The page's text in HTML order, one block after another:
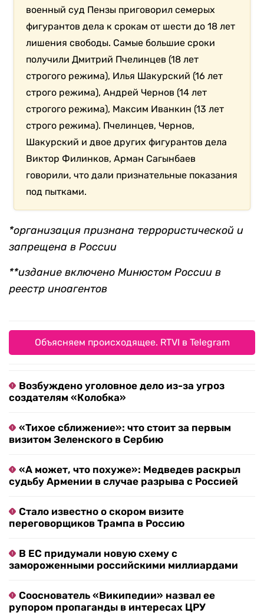
военный суд Пензы приговорил семерых
фигурантов дела к срокам от шести до 18 лет
лишения свободы. Самые большие сроки
получили Дмитрий Пчелинцев (18 лет
строгого режима), Илья Шакурский (16 лет
строго режима), Андрей Чернов (14 лет
строгого режима), Максим Иванкин (13 лет
строго режима). Пчелинцев, Чернов,
Шакурский и двое других фигурантов дела
Виктор Филинков, Арман Сагынбаев
говорили, что дали признательные показания
под пытками.
*организация признана террористической и
запрещена в России
**издание включено Минюстом России в
реестр иноагентов
Объясняем происходящее. RTVI в Telegram
Возбуждено уголовное дело из-за угроз
создателям «Колобка»
«Тихое сближение»: что стоит за первым
визитом Зеленского в Сербию
«А может, что похуже»: Медведев раскрыл
судьбу Армении в случае разрыва с Россией
Стало известно о скором визите
переговорщиков Трампа в Россию
В ЕС придумали новую схему с
замороженными российскими миллиардами
Сооснователь «Википедии» назвал ее
рупором пропаганды в интересах ЦРУ